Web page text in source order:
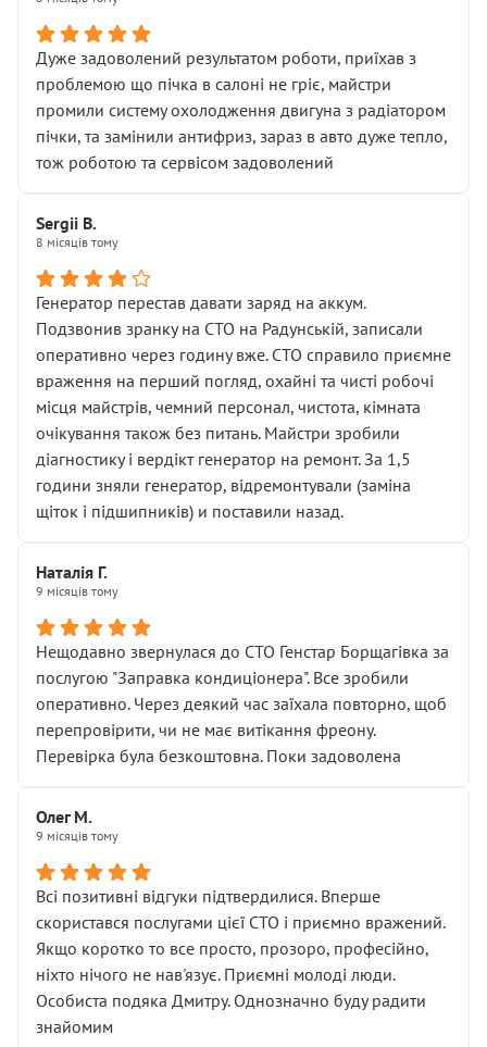
Дуже задоволений результатом роботи, приїхав з
проблемою що пічка в салоні не гріє, майстри
промили систему охолодження двигуна з радіатором
пічки, та замінили антифриз, зараз в авто дуже тепло,
тож роботою та сервісом задоволений
Sergii B.
8 місяців тому
Генератор перестав давати заряд на аккум.
Подзвонив зранку на СТО на Радунській, записали
оперативно через годину вже. СТО справило приємне
враження на перший погляд, охайні та чисті робочі
місця майстрів, чемний персонал, чистота, кімната
очікування також без питань. Майстри зробили
діагностику і вердікт генератор на ремонт. За 1,5
години зняли генератор, відремонтували (заміна
щіток і підшипників) и поставили назад.
Наталія Г.
9 місяців тому
Нещодавно звернулася до СТО Генстар Борщагівка за
послугою "Заправка кондиціонера". Все зробили
оперативно. Через деякий час заїхала повторно, щоб
перепровірити, чи не має витікання фреону.
Перевірка була безкоштовна. Поки задоволена
Олег М.
9 місяців тому
Всі позитивні відгуки підтвердилися. Вперше
скористався послугами цієї СТО і приємно вражений.
Якщо коротко то все просто, прозоро, професійно,
ніхто нічого не нав'язує. Приємні молоді люди.
Особиста подяка Дмитру. Однозначно буду радити
знайомим